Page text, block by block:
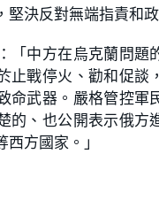
e
d
8
5
7
%
堅決反對無端指責和政
「中方在烏克蘭問題
止戰停火、勸和促談
命武器。嚴格管控軍
的、也公開表示俄方
方國家。」